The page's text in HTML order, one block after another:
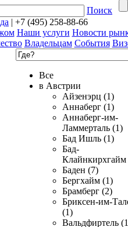
Поиск
| +7 (495) 258-88-66
Наши услуги Новости
Владельцам События
Все
в Австрии
Айзенэрц (1)
Аннаберг (1)
Аннаберг-им-
Ламмерталь (1)
Бад Ишль (1)
Бад-
Клайнкирхгайм
Баден (7)
Бергхайм (1)
Брамберг (2)
Бриксен-им-
(1)
Вальдфиртель